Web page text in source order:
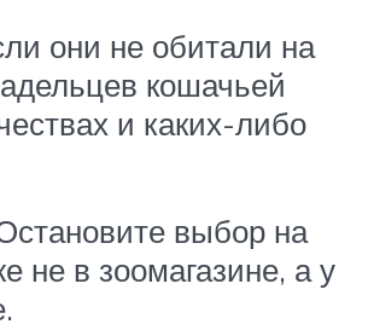
они не обитали на
кошачьей
и каких-либо
выбор на
не в зоомагазине, а у